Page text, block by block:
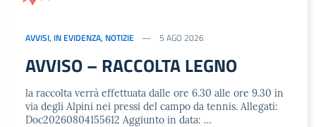
AVVISI, IN EVIDENZA, NOTIZIE 5 AGO 2026
AVVISO – RACCOLTA LEGNO
la raccolta verrà effettuata dalle ore 6.30 alle ore 9.30 in
via degli Alpini nei pressi del campo da tennis. Allegati:
Doc20260804155612 Aggiunto in data: …